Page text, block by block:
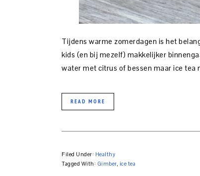
Tijdens warme zomerdagen is het
kids (en bij mezelf) makkelijker
water met citrus of bessen maar ice tea
READ MORE
Filed Under: Healthy
Tagged With: Gimber ice tea